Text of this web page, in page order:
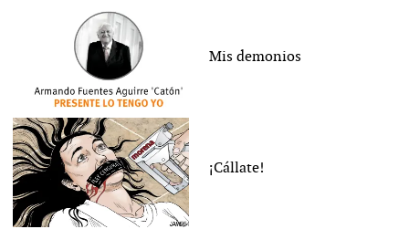
Mis demonios
¡Cállate!